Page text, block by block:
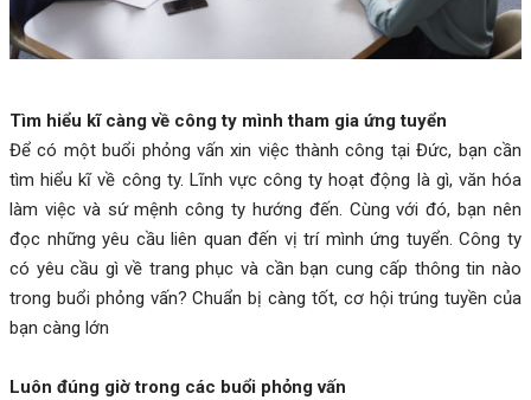
Tìm hiểu kĩ càng về công ty mình tham gia ứng tuyển
Để có một buổi phỏng vấn xin việc thành công tại Đức, bạn cần
tìm hiểu kĩ về công ty. Lĩnh vực công ty hoạt động là gì, văn hóa
làm việc và sứ mệnh công ty hướng đến. Cùng với đó, bạn nên
đọc những yêu cầu liên quan đến vị trí mình ứng tuyển. Công ty
có yêu cầu gì về trang phục và cần bạn cung cấp thông tin nào
trong buổi phỏng vấn? Chuẩn bị càng tốt, cơ hội trúng tuyền của
bạn càng lớn
Luôn đúng giờ trong các buổi phỏng vấn